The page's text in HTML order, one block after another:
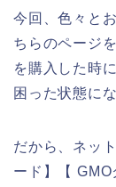
今回、色々と
ちらのページ
を購入した時
困った状態に
だから、ネッ
ード】【